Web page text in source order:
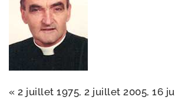
« 2 juillet 1975, 2 juillet 2005, 16